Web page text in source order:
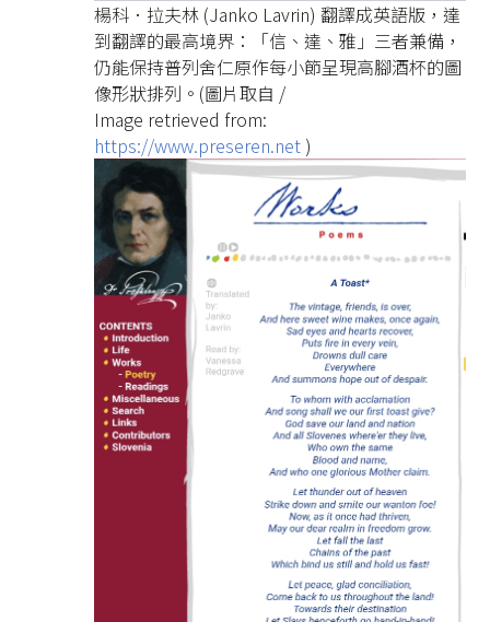
楊科．拉夫林 (Janko Lavrin) 翻譯成英語版，達
到翻譯的最高境界：「信、達、雅」三者兼備，
仍能保持普列舍仁原作每小節呈現高腳酒杯的圖
像形狀排列。(圖片取自 /
Image retrieved from:
https://www.preseren.net )